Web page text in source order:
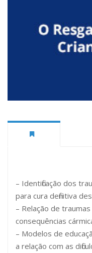
– Identificação dos
para cura definitiva
– Relação de
consequências
– Modelos de
a relação com as